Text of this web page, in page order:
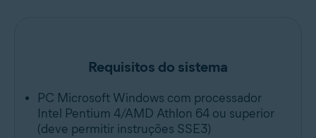
Requisitos do sistema
PC Microsoft Windows com processador
Intel Pentium 4/AMD Athlon 64 ou superior
(deve permitir instruções SSE3)